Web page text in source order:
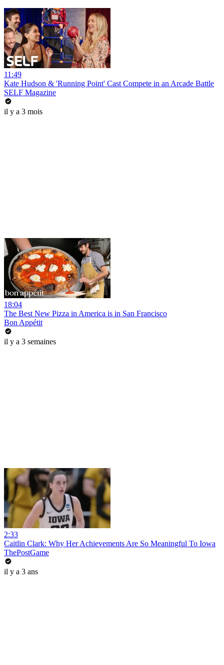
11:49
Kate Hudson & 'Running Point' Cast Compete in an Arcade Battle
SELF Magazine
il y a 3 mois
18:04
The Best New Pizza in America is in San Francisco
Bon Appétit
il y a 3 semaines
2:33
Caitlin Clark: Why Her Achievements Are So Meaningful To Iowa
ThePostGame
il y a 3 ans